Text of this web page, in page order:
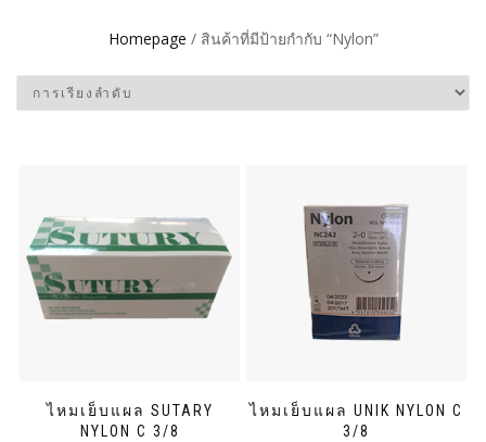
Homepage / สินค้าที่มีป้ายกำกับ “Nylon”
ไหมเย็บแผล SUTARY
NYLON C 3/8
ไหมเย็บแผล UNIK NYLON C
3/8